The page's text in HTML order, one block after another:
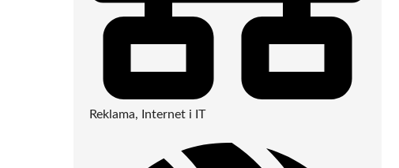
Reklama, Internet i IT